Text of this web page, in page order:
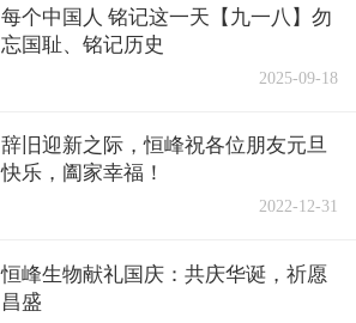
每个中国人 铭记这一天【九一八】勿
忘国耻、铭记历史
2025-09-18
辞旧迎新之际，恒峰祝各位朋友元旦
快乐，阖家幸福！
2022-12-31
恒峰生物献礼国庆：共庆华诞，祈愿
昌盛